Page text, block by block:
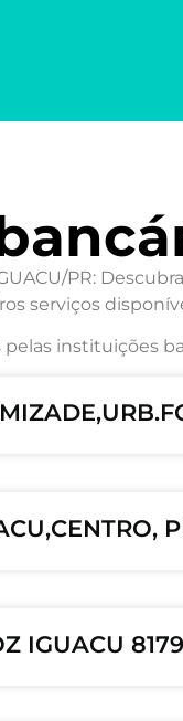
PR:
serviços
instituições
IGUACU